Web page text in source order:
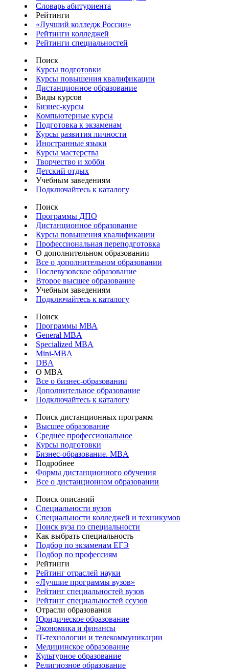
Словарь абитуриента
Рейтинги
«Лучший колледж России»
Рейтинги колледжей
Рейтинги специальностей
Поиск
Курсы подготовки
Курсы повышения квалификации
Дистанционное образование
Виды курсов
Бизнес-курсы
Компьютерные курсы
Подготовка к экзаменам
Курсы развития личности
Иностранные языки
Курсы мастерства
Творчество и хобби
Детский отдых
Учебным заведениям
Подключайтесь к каталогу
Поиск
Программы ДПО
Дистанционное образование
Курсы повышения квалификации
Профессиональная переподготовка
О дополнительном образовании
Все о дополнительном образовании
Послевузовское образование
Второе высшее образование
Учебным заведениям
Подключайтесь к каталогу
Поиск
Программы МВА
General MBA
Specialized MBA
Mini-MBA
DBA
О MBA
Все о бизнес-образовании
Дополнительное образование
Подключайтесь к каталогу
Поиск дистанционных программ
Высшее образование
Среднее профессиональное
Курсы подготовки
Бизнес-образование. MBA
Подробнее
Формы дистанционного обучения
Все о дистанционном образовании
Поиск описаний
Специальности вузов
Специальности колледжей и техникумов
Поиск вуза по специальности
Как выбрать специальность
Подбор по экзаменам ЕГЭ
Подбор по профессиям
Рейтинги
Рейтинг отраслей науки
«Лучшие программы вузов»
Рейтинг специальностей вузов
Рейтинг специальностей ссузов
Отрасли образования
Юридическое образование
Экономика и финансы
IT-технологии и телекоммуникации
Медицинское образование
Культурное образование
Религиозное образование